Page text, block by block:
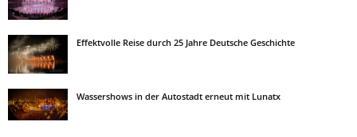
Effektvolle Reise durch 25 Jahre Deutsche Geschichte
Wassershows in der Autostadt erneut mit Lunatx